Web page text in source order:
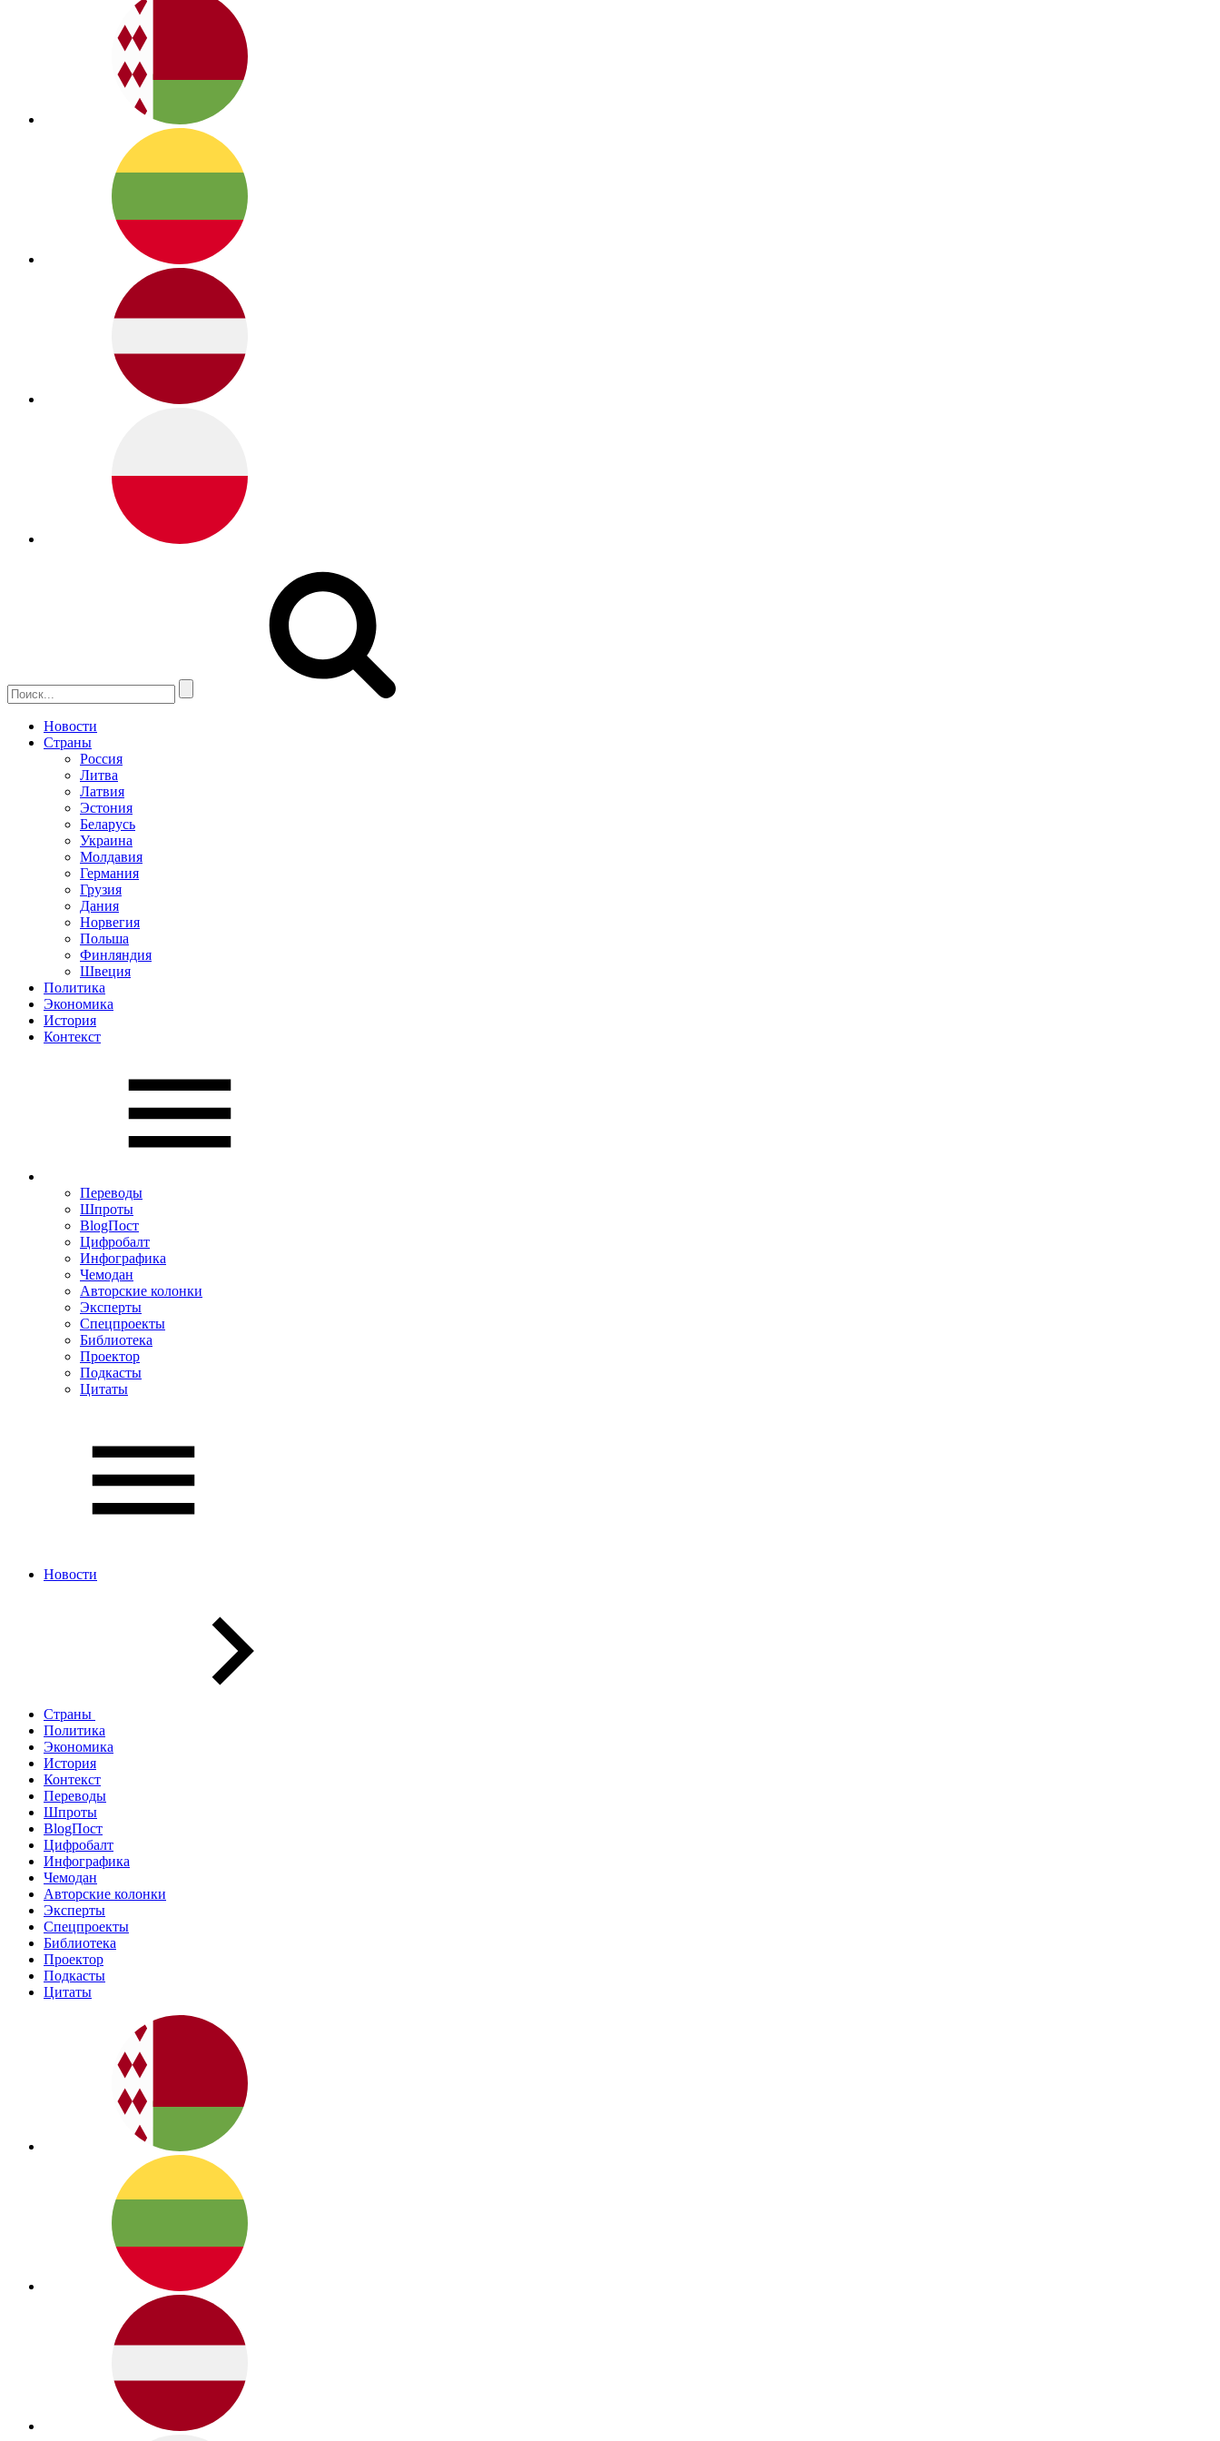
Новости
Страны
Россия
Литва
Латвия
Эстония
Беларусь
Украина
Молдавия
Германия
Грузия
Дания
Норвегия
Польша
Финляндия
Швеция
Политика
Экономика
История
Контекст
Переводы
Шпроты
BlogПост
Цифробалт
Инфографика
Чемодан
Авторские колонки
Эксперты
Спецпроекты
Библиотека
Проектор
Подкасты
Цитаты
Новости
Страны
Политика
Экономика
История
Контекст
Переводы
Шпроты
BlogПост
Цифробалт
Инфографика
Чемодан
Авторские колонки
Эксперты
Спецпроекты
Библиотека
Проектор
Подкасты
Цитаты